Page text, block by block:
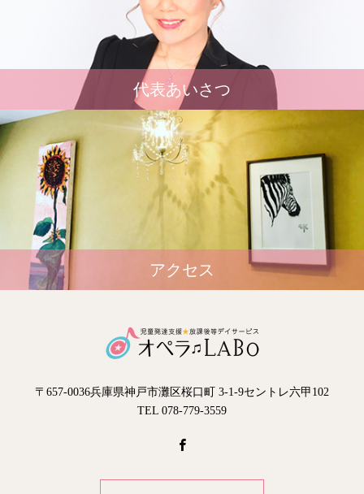
代表あいさつ
アクセス
〒657-0036兵庫県神戸市灘区桜口町 3-1-9セントレ六甲102
TEL 078-779-3559